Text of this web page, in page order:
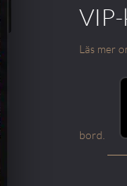
Läs mer
bord.